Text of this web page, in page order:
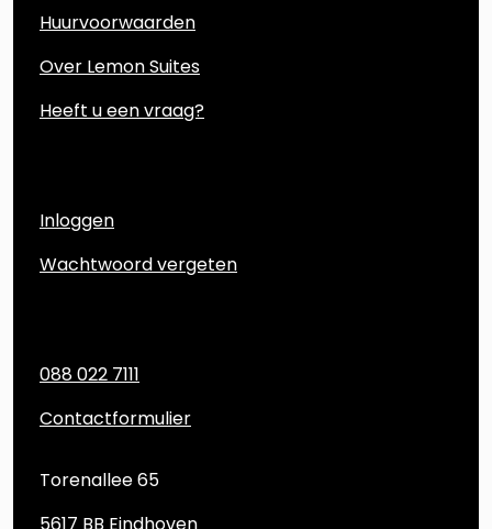
Huurvoorwaarden
Over Lemon Suites
Heeft u een vraag?
Inloggen
Wachtwoord vergeten
088 022 7111
Contactformulier
Torenallee 65